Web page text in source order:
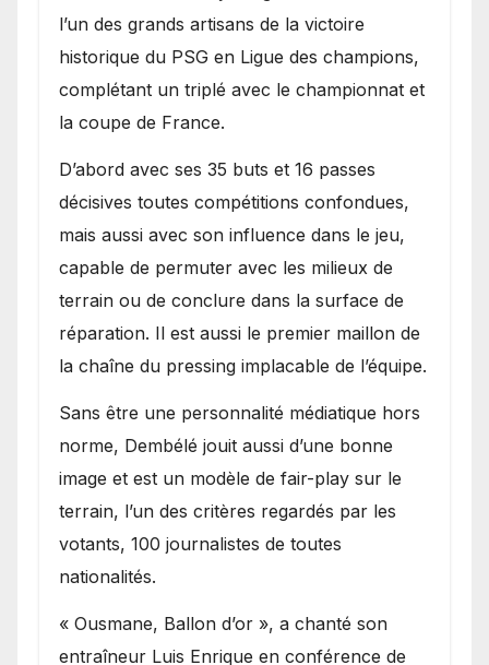
l’un des grands artisans de la victoire
historique du PSG en Ligue des champions,
complétant un triplé avec le championnat et
la coupe de France.
D’abord avec ses 35 buts et 16 passes
décisives toutes compétitions confondues,
mais aussi avec son influence dans le jeu,
capable de permuter avec les milieux de
terrain ou de conclure dans la surface de
réparation. Il est aussi le premier maillon de
la chaîne du pressing implacable de l’équipe.
Sans être une personnalité médiatique hors
norme, Dembélé jouit aussi d’une bonne
image et est un modèle de fair-play sur le
terrain, l’un des critères regardés par les
votants, 100 journalistes de toutes
nationalités.
« Ousmane, Ballon d’or », a chanté son
entraîneur Luis Enrique en conférence de